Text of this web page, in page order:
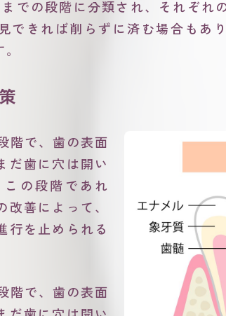
での段階に分類され、それぞれ
できれば削らずに済む場合もあ
階で、歯の表面
だ歯に穴は開い
の段階であれ
善によって、
行を止められる
階で、歯の表面